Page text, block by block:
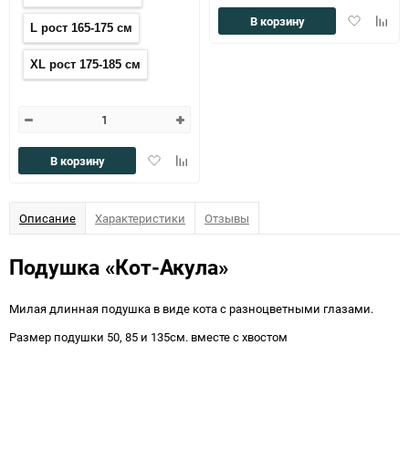
L рост 165-175 см
XL рост 175-185 см
ДобавитьДобавить
В корзину
Добавить
В корзину
Описание Характеристики Отзывы
Подушка «Кот-Акула»
Милая длинная подушка в виде кота с разноцветными глазами.
Размер подушки 50, 85 и 135см. вместе с хвостом